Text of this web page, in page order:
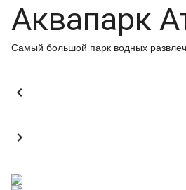
Аквапарк
Самый большой парк водных

